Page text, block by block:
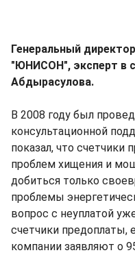
Генеральный
"ЮНИСОН", эксперт в
Абдырасулова.
В 2008 году был
консультационной
показал, что
проблем хищения и
добиться только
проблемы
вопрос с неуплатой
счетчики предоплаты,
компании заявляют о